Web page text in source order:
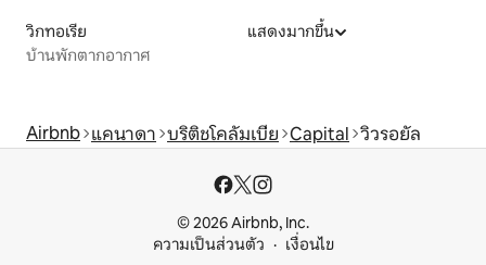
วิกทอเรีย
บ้านพักตากอากาศ
แสดงมากขึ้น
Airbnb แคนาดา บริติชโคลัมเบีย Capital วิวรอยัล
© 2026 Airbnb, Inc.
ความเป็นส่วนตัว
เงื่อนไข